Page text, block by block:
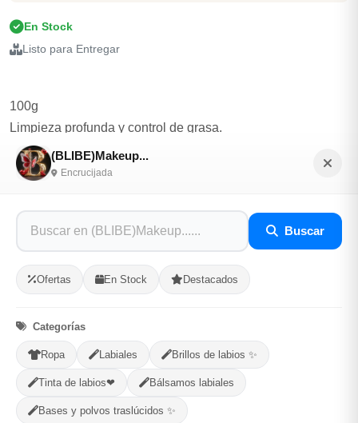
(BLIBE)Makeup...
Encrucijada
Buscar
Ofertas En Stock Destacados
Categorías
Ropa Labiales Brillos de labios ✨
Tinta de labios❤ Bálsamos labiales
Bases y polvos traslúcidos ✨
En Stock
Listo para Entregar
100g
Limpieza profunda y control de grasa.
Contiene carbón de bambú y antioxidantes.
Suaviza, nutre e hidrata la piel.
deseado.
99% de origen natural y sin aceite.
Opciones de Envio
1 Ubicacion
Selecciona tu ubicacion
PROVINCIA